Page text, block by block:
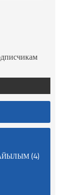
(4)